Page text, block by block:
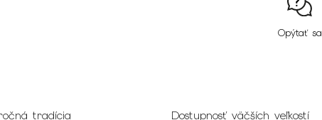
Opýtať sa
tradícia Dostupnosť väčších veľkostí